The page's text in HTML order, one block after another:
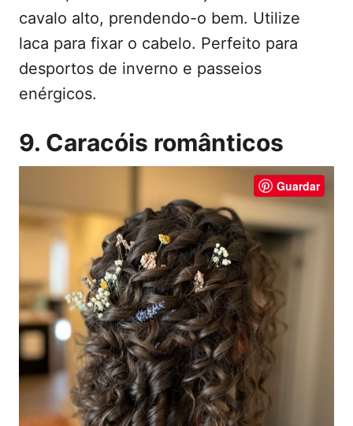
cavalo alto, prendendo-o bem. Utilize
laca para fixar o cabelo. Perfeito para
desportos de inverno e passeios
enérgicos.
9. Caracóis românticos
Guardar